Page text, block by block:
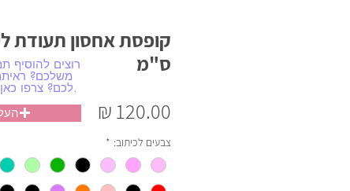
ס"מ
מחיר
צבעים לכיתוב: *
רוצים להוסיף
משלכם?
לכם? צרפו כאן את התמונות שלכם.